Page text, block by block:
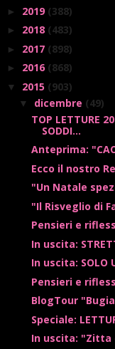
► 2019 (388)
► 2018 (483)
► 2017 (898)
► 2016 (868)
▼ 2015 (903)
▼ dicembre (49)
TOP LETTURE
SODDI...
Anteprima:
Ecco il nostro
"Un Natale
"Il Risveglio di
Pensieri e
In uscita:
In uscita: SOLO
Pensieri e
BlogTour
Speciale:
In uscita: "Zitta